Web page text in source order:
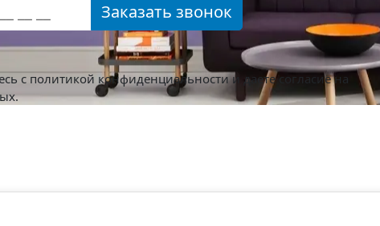
Заказать звонок
с политикой конфиденциальностии даете согласие на